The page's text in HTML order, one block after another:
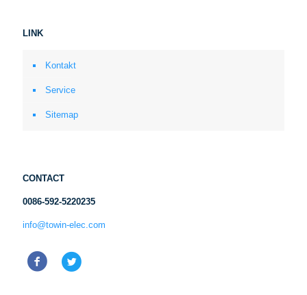
LINK
Kontakt
Service
Sitemap
CONTACT
0086-592-5220235
info@towin-elec.com